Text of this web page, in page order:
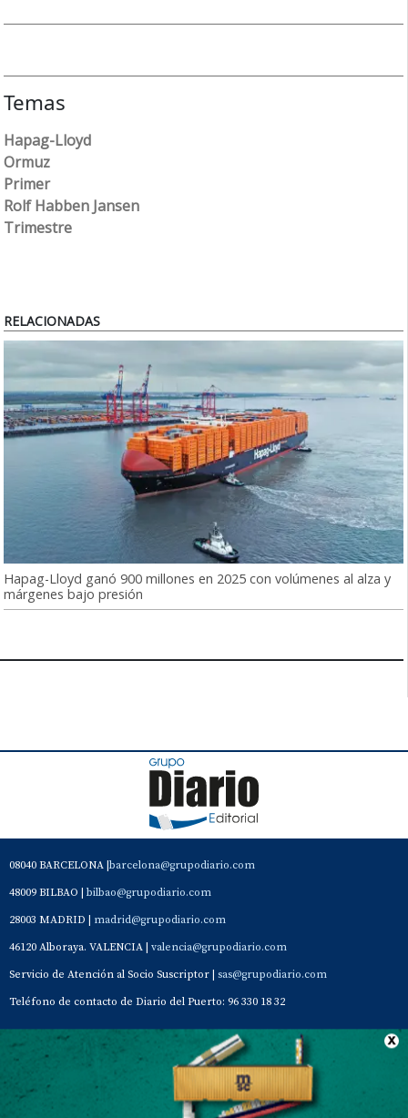
Temas
Hapag-Lloyd
Ormuz
Primer
Rolf Habben Jansen
Trimestre
RELACIONADAS
Hapag-Lloyd ganó 900 millones en 2025 con volúmenes al alza y
márgenes bajo presión
08040 BARCELONA | barcelona@grupodiario.com
48009 BILBAO | bilbao@grupodiario.com
28003 MADRID | madrid@grupodiario.com
46120 Alboraya. VALENCIA | valencia@grupodiario.com
Servicio de Atención al Socio Suscriptor | sas@grupodiario.com
Teléfono de contacto de Diario del Puerto: 96 330 18 32
Contacto Aviso Legal Quiénes somos Política de privacidad